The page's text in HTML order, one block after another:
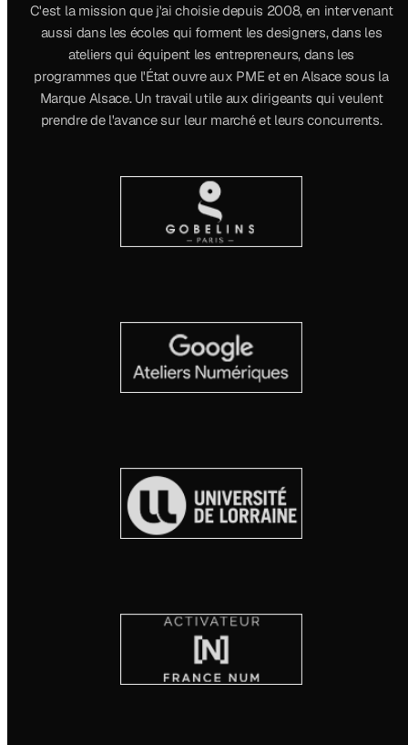
C'est la mission que j'ai choisie depuis 2008, en intervenant
aussi dans les écoles qui forment les designers, dans les
ateliers qui équipent les entrepreneurs, dans les
programmes que l'État ouvre aux PME et en Alsace sous la
Marque Alsace. Un travail utile aux dirigeants qui veulent
prendre de l'avance sur leur marché et leurs concurrents.